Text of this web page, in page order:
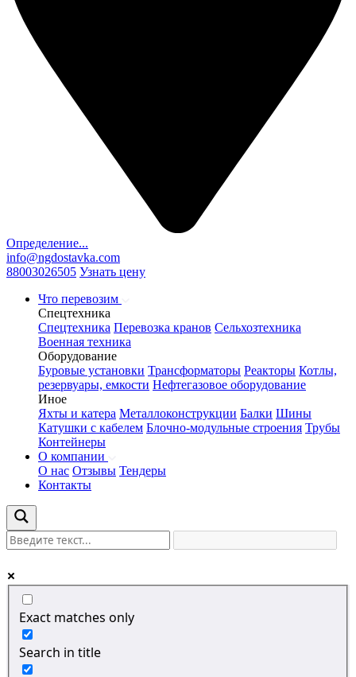
Определение...
info@ngdostavka.com
88003026505 Узнать цену
Что перевозим
Спецтехника
Спецтехника Перевозка кранов Сельхозтехника
Военная техника
Оборудование
Буровые установки Трансформаторы Реакторы Котлы,
резервуары, емкости Нефтегазовое оборудование
Иное
Яхты и катера Металлоконструкции Балки Шины
Катушки с кабелем Блочно-модульные строения Трубы
Контейнеры
О компании
О нас Отзывы Тендеры
Контакты
Exact matches only
Search in title